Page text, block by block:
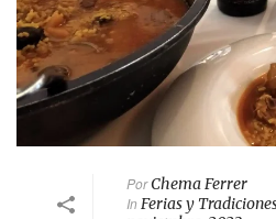
PorChema Ferrer
In Ferias y